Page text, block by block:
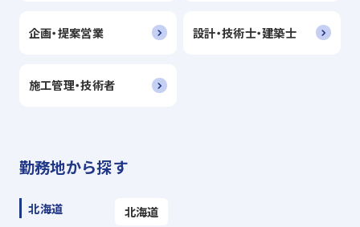
企画・提案営業 設計・技術士・建築士
施工管理・技術者
勤務地から探す
北海道 北海道